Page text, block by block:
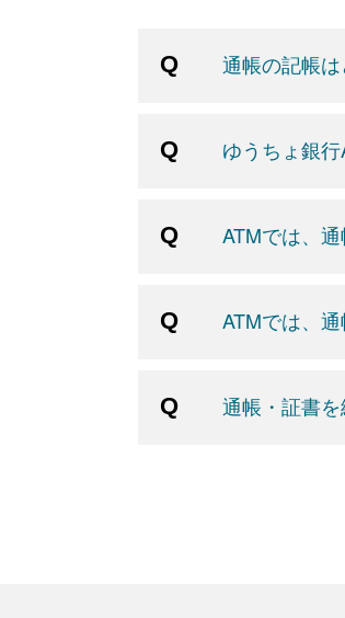
通帳の記帳
ゆうちょ銀
ATMでは、
ATMでは、
通帳・証書